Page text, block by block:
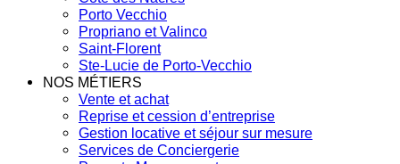
Porto Vecchio
Propriano et Valinco
Saint-Florent
Ste-Lucie de Porto-Vecchio
NOS MÉTIERS
Vente et achat
Reprise et cession d’entreprise
Gestion locative et séjour sur mesure
Services de Conciergerie